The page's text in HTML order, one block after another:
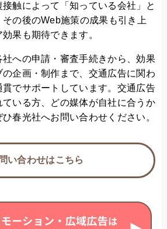
触によって「知っている会社」と
の後のWeb施策の成果も引き上
果も期待できます。
への申請・審査手続きから、効果
企画・制作まで、交通広告に関わ
貫でサポートしています。交通広告
いる方、どの媒体が自社に合うか
春光社へお問い合わせください。
い合わせはこちら